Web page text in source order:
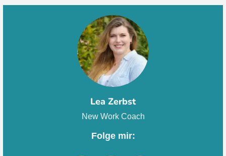
Lea Zerbst
New Work Coach
Folge mir: